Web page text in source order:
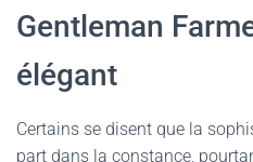
Gentleman
élégant
Certains se disent que la
part dans la constance,